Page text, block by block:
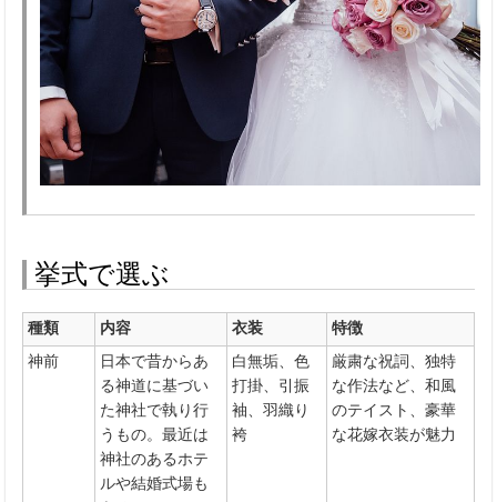
挙式で選ぶ
種類 内容 衣装
特徴
神前
日本で昔からあ
る神道に基づい
た神社で執り行
うもの。最近は
神社のあるホテ
ルや結婚式場も
白無垢、色
打掛、引振
袖、羽織り
袴
厳粛な祝詞、独特
な作法など、和風
のテイスト、豪華
な花嫁衣装が魅力